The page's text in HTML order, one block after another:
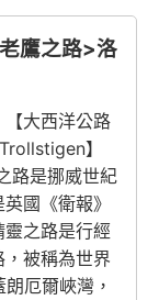
鷹之路>洛
大西洋公路
】
路是挪威世紀
國《衛報》
之路是行經
被稱為世界
厄爾峽灣，